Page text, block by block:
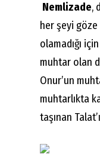
Nemlizade,
her şeyi
olamadığı
muhtar olan
Onur’un
muhtarlıkta
taşınan